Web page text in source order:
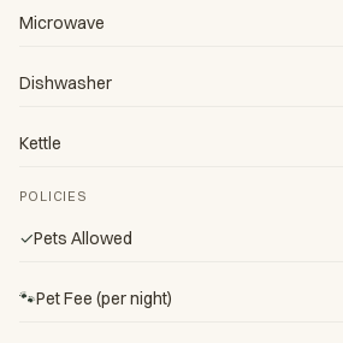
Microwave
Dishwasher
Kettle
POLICIES
✓Pets Allowed
🐾Pet Fee (per night)